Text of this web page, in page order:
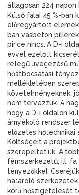
átlagosan 224
Külső falai 45 %-ban
előregyártott
ban vasbeton
pince nincs. A D-i
évvel ezelőtt
rétegű üvegezésű
hőátbocsátási
mellékletében
követelményeknek,
nem tervezzük. A
hogy a D-i oldalon
árnyékoló rendszer
előzetes hőtechnikai
Költségeit a
szerepeltetjük. A
fémszerkezetű, ill. fa
tényezőkkel.
határoló
körű hőszigetelését